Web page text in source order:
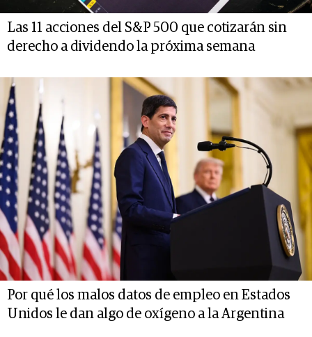
Las 11 acciones del S&P 500 que cotizarán sin
derecho a dividendo la próxima semana
Por qué los malos datos de empleo en Estados
Unidos le dan algo de oxígeno a la Argentina